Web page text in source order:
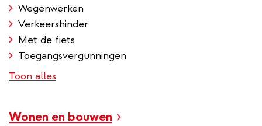
Wegenwerken
Verkeershinder
Met de fiets
Toegangsvergunningen
Toon alles
Wonen en bouwen